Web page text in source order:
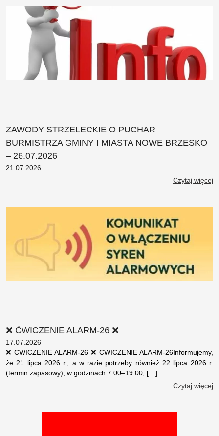
ZAWODY STRZELECKIE O PUCHAR
BURMISTRZA GMINY I MIASTA NOWE BRZESKO
– 26.07.2026
21.07.2026
Czytaj więcej
❌ ĆWICZENIE ALARM-26 ❌
17.07.2026
❌ ĆWICZENIE ALARM-26 ❌ ĆWICZENIE ALARM-26Informujemy,
że 21 lipca 2026 r., a w razie potrzeby również 22 lipca 2026 r.
(termin zapasowy), w godzinach 7:00–19:00, […]
Czytaj więcej